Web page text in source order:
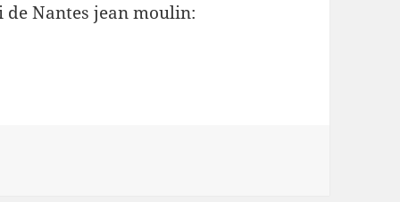
Nantes jean moulin: